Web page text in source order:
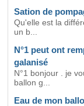
Sation de
Qu'elle est la
un b...
N°1 peut ont
galanisé
N°1 bonjour . je
ballon g...
Eau de mon